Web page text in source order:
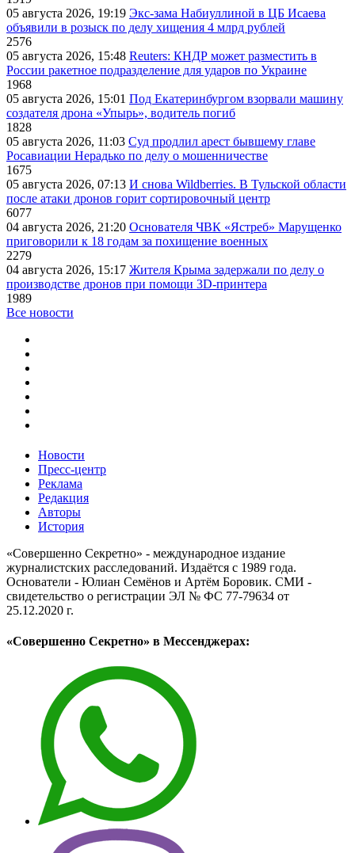
05 августа 2026, 19:19 Экс-зама Набиуллиной в ЦБ Исаева
объявили в розыск по делу хищения 4 млрд рублей
2576
05 августа 2026, 15:48 Reuters: КНДР может разместить в
России ракетное подразделение для ударов по Украине
1968
05 августа 2026, 15:01 Под Екатеринбургом взорвали машину
создателя дрона «Упырь», водитель погиб
1828
05 августа 2026, 11:03 Суд продлил арест бывшему главе
Росавиации Нерадько по делу о мошенничестве
1675
05 августа 2026, 07:13 И снова Wildberries. В Тульской области
после атаки дронов горит сортировочный центр
6077
04 августа 2026, 21:20 Основателя ЧВК «Ястреб» Марущенко
приговорили к 18 годам за похищение военных
2279
04 августа 2026, 15:17 Жителя Крыма задержали по делу о
производстве дронов при помощи 3D‑принтера
1989
Все новости
Новости
Пресс-центр
Реклама
Редакция
Авторы
История
«Совершенно Секретно» - международное издание
журналистских расследований. Издаётся с 1989 года.
Основатели - Юлиан Семёнов и Артём Боровик. CМИ -
свидетельство о регистрации ЭЛ № ФС 77-79634 от
25.12.2020 г.
«Совершенно Секретно» в Мессенджерах: